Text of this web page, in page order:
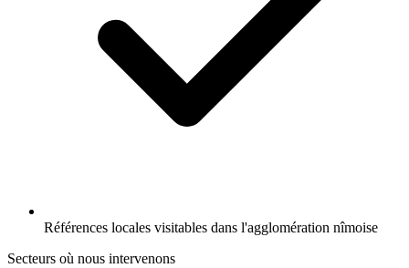
Références locales visitables dans l'agglomération nîmoise
Secteurs où nous intervenons